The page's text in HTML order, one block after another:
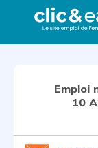
Emploi
10